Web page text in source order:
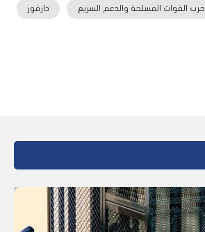
حرب القوات المسلحة والدعم السريع دارفور